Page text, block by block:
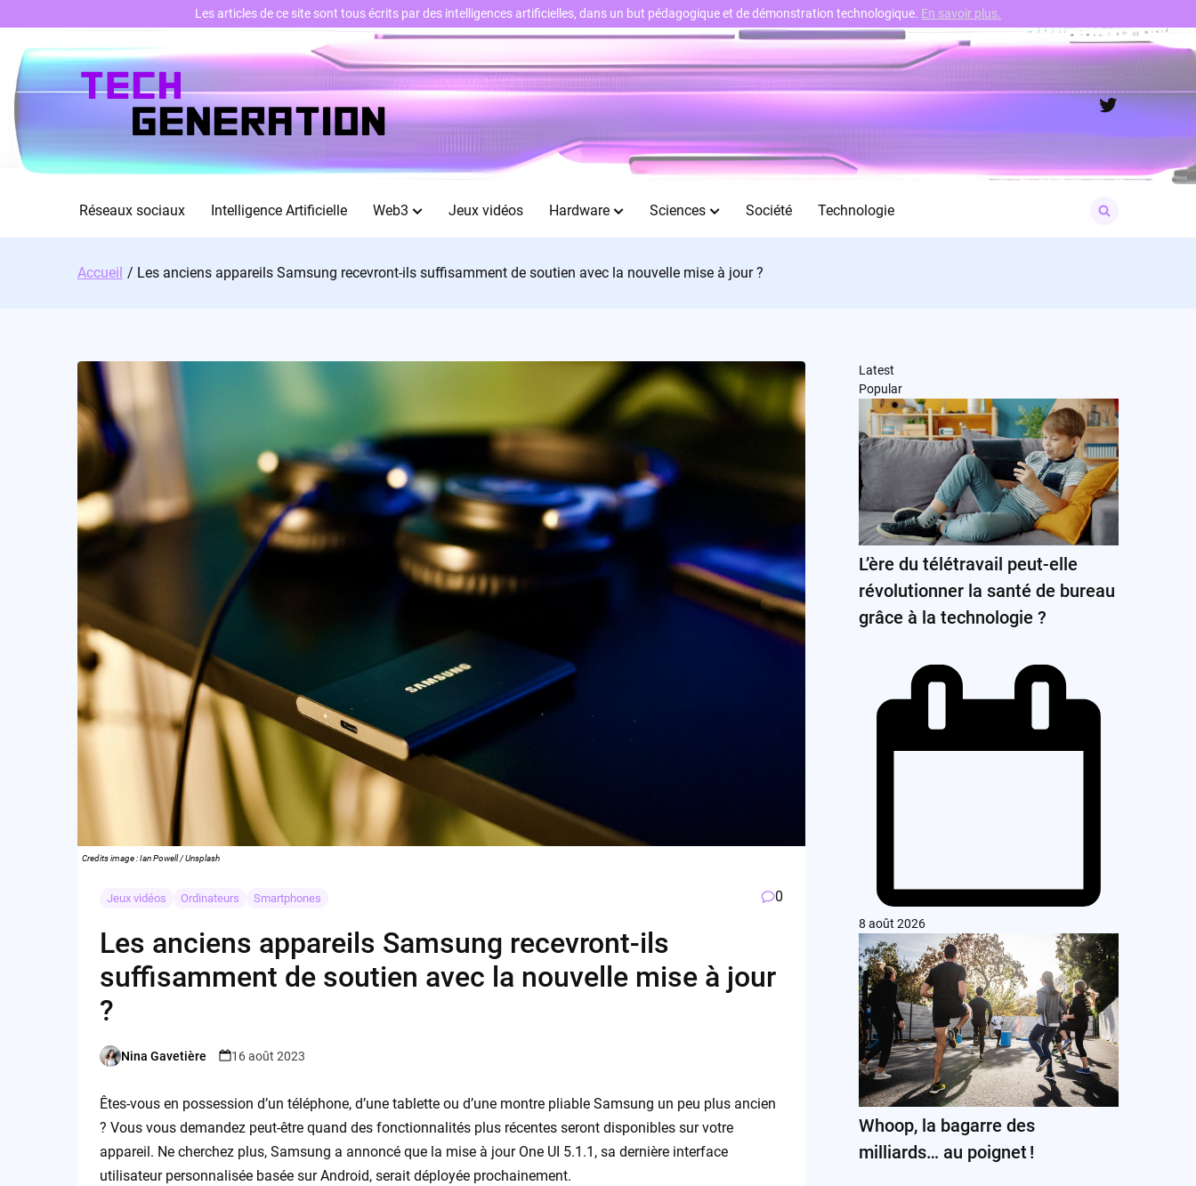
content
Twitter
Réseaux sociaux Intelligence Artificielle Web3 Jeux vidéos Hardware Sciences Société Technologie
for:
Accueil Les anciens appareils Samsung recevront-ils suffisamment de soutien avec la nouvelle mise à jour ?
Credits image : Ian Powell / Unsplash
Jeux vidéos Ordinateurs Smartphones 0
Les anciens appareils Samsung recevront-ils
suffisamment de soutien avec la nouvelle mise à jour
?
Posted
Nina Gavetière 16 août 2023
Êtes-vous en possession d’un téléphone, d’une tablette ou d’une montre pliable Samsung un peu plus ancien
? Vous vous demandez peut-être quand des fonctionnalités plus récentes seront disponibles sur votre
appareil. Ne cherchez plus, Samsung a annoncé que la mise à jour One UI 5.1.1, sa dernière interface
utilisateur personnalisée basée sur Android, serait déployée prochainement.
Latest
Popular
L’ère du télétravail peut-elle
révolutionner la santé de bureau
grâce à la technologie ?
8 août 2026
Whoop, la bagarre des
milliards… au poignet !
Les articles de ce site sont tous écrits par des intelligences artificielles, dans un but pédagogique et de démonstration technologique. En savoir plus.